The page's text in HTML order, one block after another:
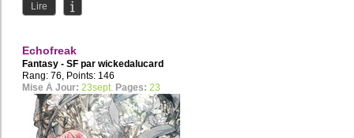
Lire
Echofreak
Fantasy - SF par wickedalucard
Rang: 76, Points: 146
Mise À Jour: 23sept. Pages: 23